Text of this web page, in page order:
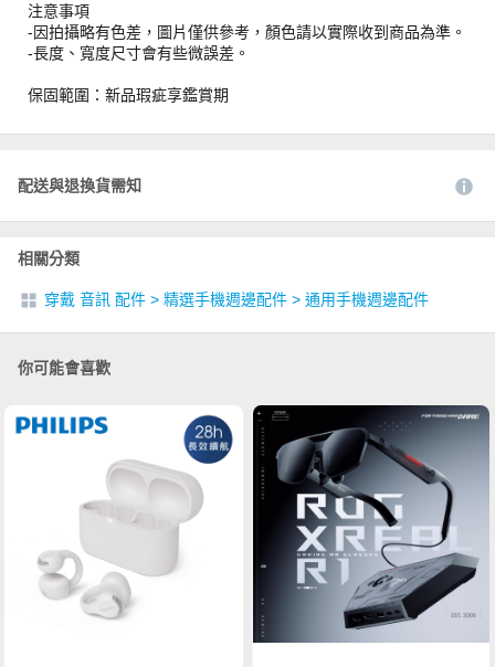
注意事項
-因拍攝略有色差，圖片僅供參考，顏色請以實際收到商品為準。
-長度、寬度尺寸會有些微誤差。
保固範圍：新品瑕疵享鑑賞期
配送與退換貨需知
相關分類
穿戴 音訊 配件 > 精選手機週邊配件 > 通用手機週邊配件
你可能會喜歡